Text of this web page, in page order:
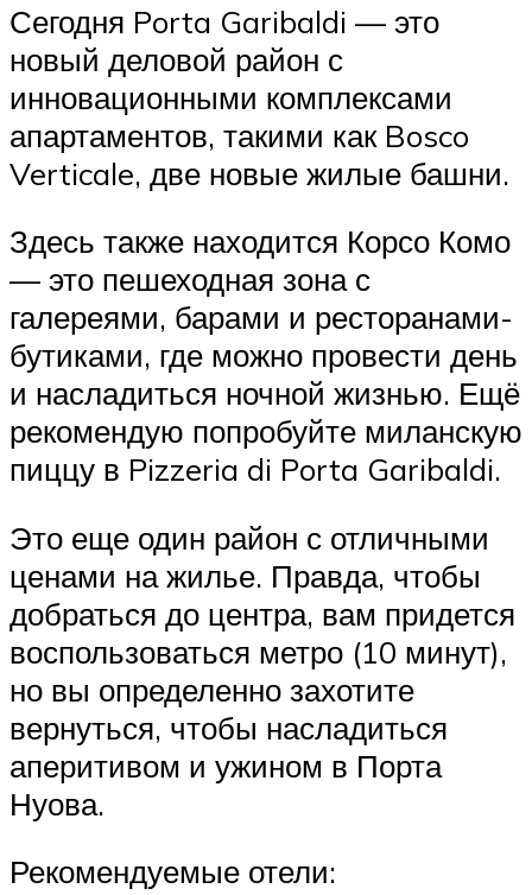
Сегодня Porta Garibaldi — это
новый деловой район с
инновационными комплексами
апартаментов, такими как Bosco
Verticale, две новые жилые башни.
Здесь также находится Корсо Комо
— это пешеходная зона с
галереями, барами и ресторанами-
бутиками, где можно провести день
и насладиться ночной жизнью. Ещё
рекомендую попробуйте миланскую
пиццу в Pizzeria di Porta Garibaldi.
Это еще один район с отличными
ценами на жилье. Правда, чтобы
добраться до центра, вам придется
воспользоваться метро (10 минут),
но вы определенно захотите
вернуться, чтобы насладиться
аперитивом и ужином в Порта
Нуова.
Рекомендуемые отели: